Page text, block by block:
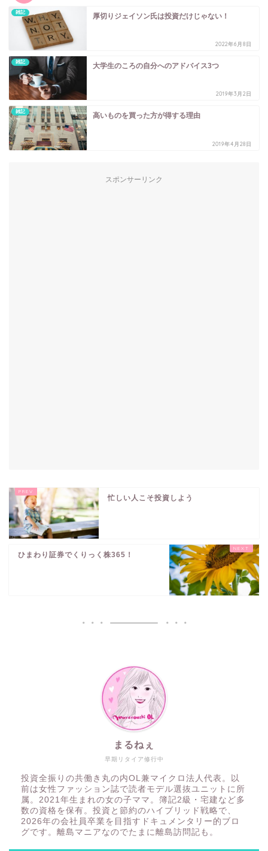
雑記 厚切りジェイソン氏は投資だけじゃない！
2022年6月8日
雑記 大学生のころの自分へのアドバイス3つ
2019年3月2日
雑記 高いものを買った方が得する理由
2019年4月28日
スポンサーリンク
忙しい人こそ投資しよう
ひまわり証券でくりっく株365！
早期リタイア修行中
まるねぇ
投資全振りの共働き丸の内OL兼マイクロ法人代表。以
前は女性ファッション誌で読者モデル選抜ユニットに所
属。2021年生まれの女の子ママ。簿記2級・宅建など多
数の資格を保有。投資と節約のハイブリッド戦略で、
2026年の会社員卒業を目指すドキュメンタリー的ブロ
グです。離島マニアなのでたまに離島訪問記も。